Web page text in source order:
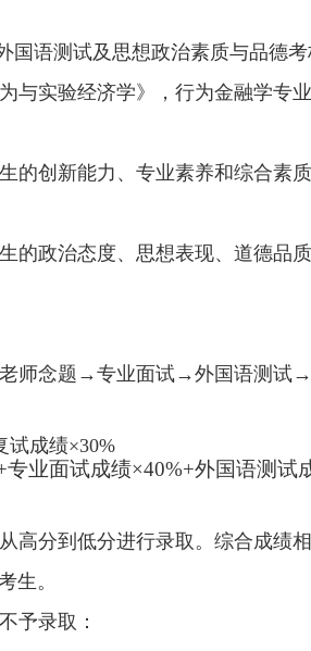
语测试及思想政治素质与品德考
与实验经济学》，行为金融学专
的创新能力、专业素养和综合素质
的政治态度、思想表现、道德品
师念题→专业面试→外国语测试→
试成绩×30%
专业面试成绩×40%+外国语测试
高分到低分进行录取。综合成
生。
予录取：